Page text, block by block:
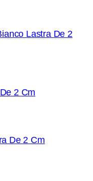
Lastra De 2
2 Cm
De 2 Cm